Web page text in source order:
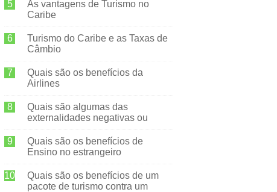
As vantagens de Turismo no
Caribe
Turismo do Caribe e as Taxas de
Câmbio
Quais são os benefícios da
Airlines
Quais são algumas das
externalidades negativas ou
Quais são os benefícios de
Ensino no estrangeiro
Quais são os benefícios de um
pacote de turismo contra um